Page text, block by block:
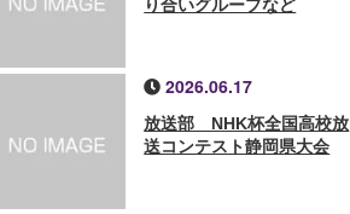
り合いグループなど
2026.06.17
放送部 NHK杯全国高校放
送コンテスト静岡県大会